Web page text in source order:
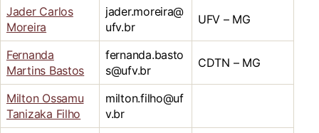
Jader Carlos
Moreira
jader.moreira@
ufv.br
UFV – MG
Fernanda
Martins Bastos
fernanda.basto
s@ufv.br
CDTN – MG
Milton Ossamu
Tanizaka Filho
milton.filho@uf
v.br